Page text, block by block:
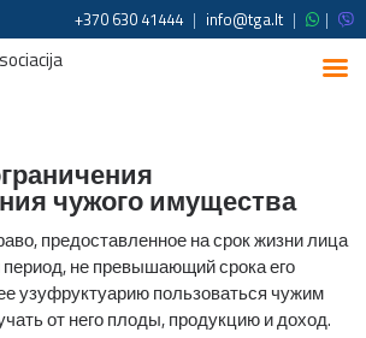
+370 630 41444 | info@tga.lt | |
чужого имущества
предоставленное на срок жизни лица
не превышающий срока его
узуфруктуарию пользоваться чужим
от него плоды, продукцию и доход.